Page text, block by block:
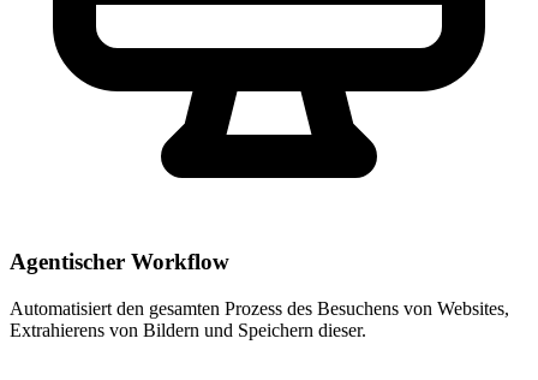
Agentischer Workflow
Automatisiert den gesamten Prozess des Besuchens von Websites,
Extrahierens von Bildern und Speichern dieser.